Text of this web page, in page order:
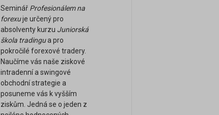
Seminář Profesionálem na
forexuje určený pro
absolventy kurzu Juniorská
škola tradingua pro
pokročilé forexové tradery.
Naučíme vás naše ziskové
intradenní a swingové
obchodní strategie a
posuneme vás k vyšším
ziskům. Jedná se o jeden z